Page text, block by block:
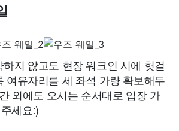
지 않고도 현장 워크인 시에 헛걸
여유자리를 세 좌석 가량 확보해두
외에도 오시는 순서대로 입장 가
세요:)